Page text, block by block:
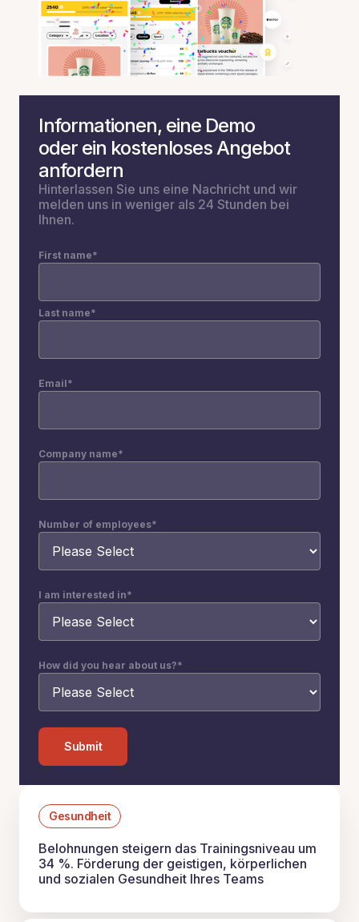
Informationen, eine Demo
oder ein kostenloses Angebot
anfordern
Hinterlassen Sie uns eine Nachricht und wir
melden uns in weniger als 24 Stunden bei
Ihnen.
First name*
Last name*
Email*
Company name*
Number of employees*
I am interested in*
How did you hear about us?*
Gesundheit
Belohnungen steigern das Trainingsniveau um
34 %. Förderung der geistigen, körperlichen
und sozialen Gesundheit Ihres Teams